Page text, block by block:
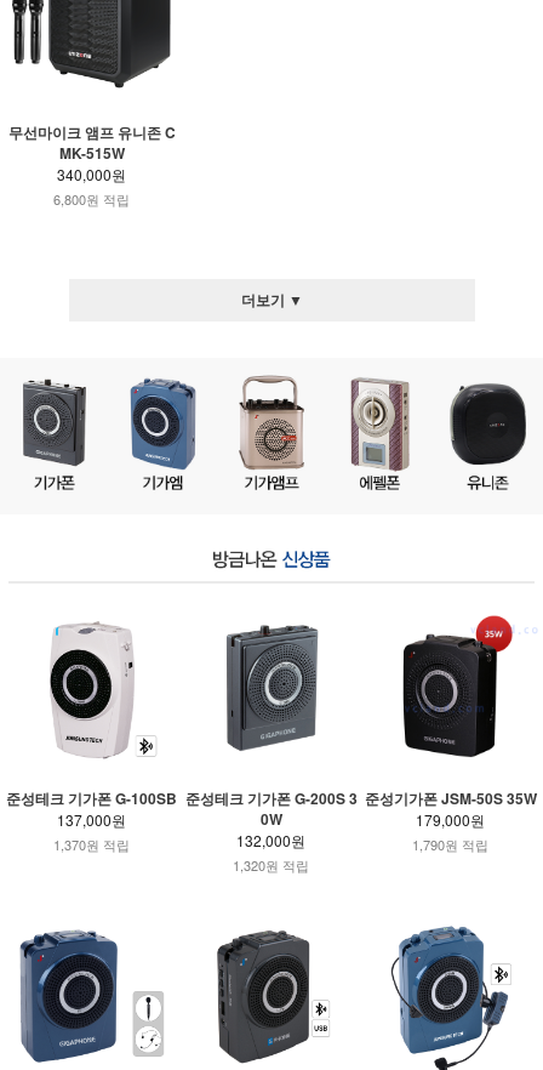
무선마이크 앰프 유니존 C
MK-515W
340,000원
6,800원 적립
더보기 ▼
준성테크 기가폰 G-100SB
137,000원
1,370원 적립
준성테크 기가폰 G-200S 3
0W
132,000원
1,320원 적립
준성기가폰 JSM-50S 35W
179,000원
1,790원 적립